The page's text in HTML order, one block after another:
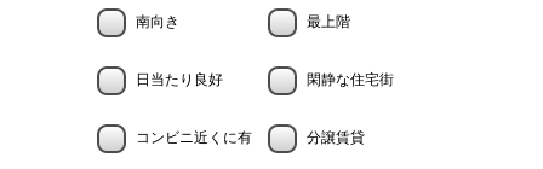
南向き 最上階
日当たり良好 閑静な住宅街
コンビニ近くに有 分譲賃貸